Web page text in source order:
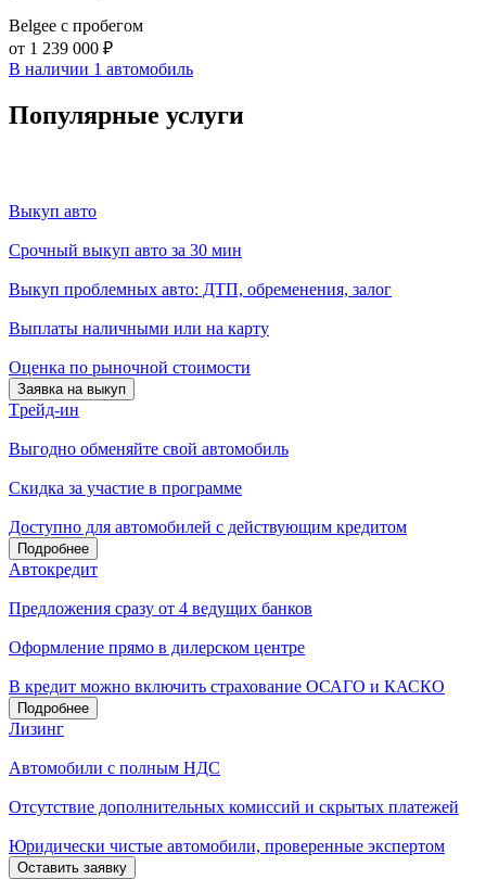
Belgee с пробегом
от 1 239 000 ₽
В наличии 1 автомобиль
Популярные услуги
Выкуп авто
Срочный выкуп авто за 30 мин
Выкуп проблемных авто: ДТП, обременения, залог
Выплаты наличными или на карту
Оценка по рыночной стоимости
Заявка на выкуп
Tрейд-ин
Выгодно обменяйте свой автомобиль
Скидка за участие в программе
Доступно для автомобилей с действующим кредитом
Подробнее
Автокредит
Предложения сразу от 4 ведущих банков
Оформление прямо в дилерском центре
В кредит можно включить страхование ОСАГО и КАСКО
Подробнее
Лизинг
Автомобили с полным НДС
Отсутствие дополнительных комиссий и скрытых платежей
Юридически чистые автомобили, проверенные экспертом
Оставить заявку